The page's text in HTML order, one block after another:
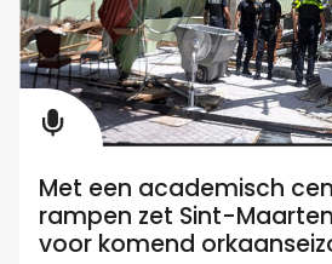
Met een academisch
rampen zet Sint-
voor komend